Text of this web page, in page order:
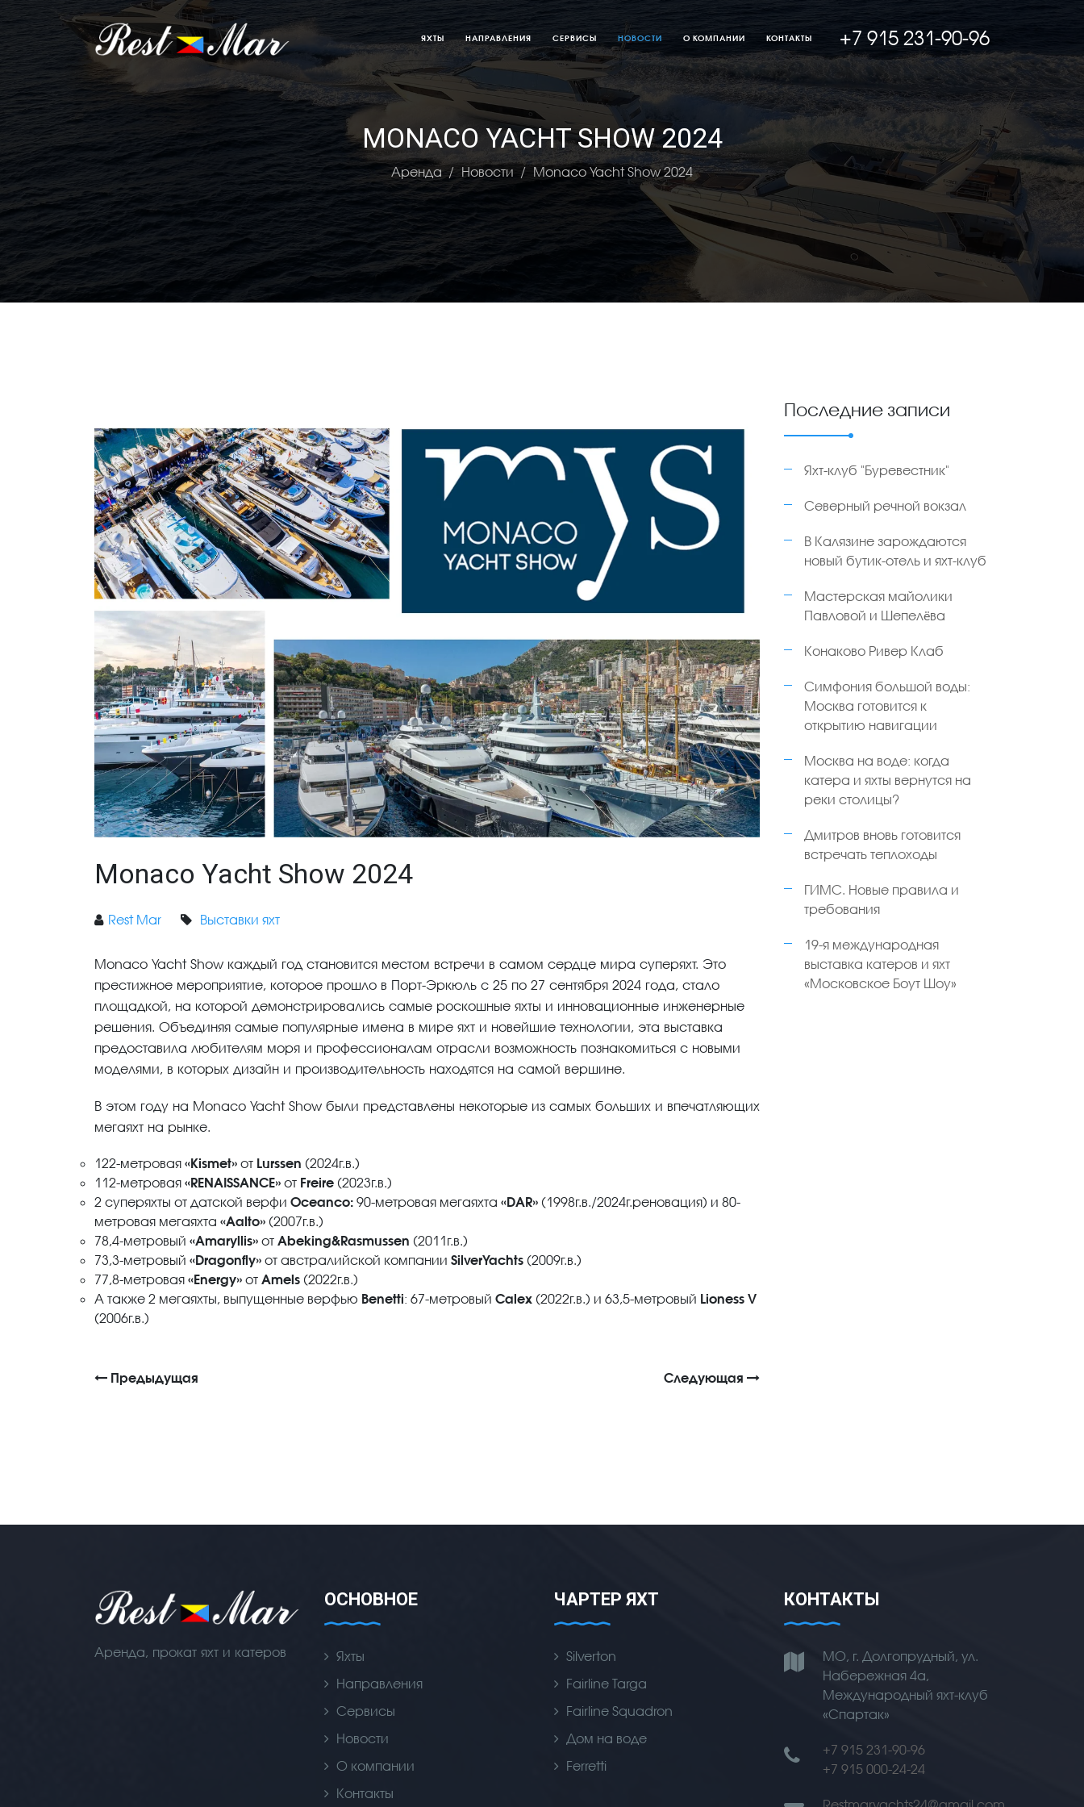
ЯХТЫ НАПРАВЛЕНИЯ СЕРВИСЫ НОВОСТИ О КОМПАНИИ КОНТАКТЫ +7 915 231-90-96
MONACO YACHT SHOW 2024
Аренда Новости Monaco Yacht Show 2024
Monaco Yacht Show 2024
Rest Mar Выставки яхт
Monaco Yacht Show каждый год становится местом встречи в самом сердце мира суперяхт. Это
престижное мероприятие, которое прошло в Порт-Эркюль с 25 по 27 сентября 2024 года, стало
площадкой, на которой демонстрировались самые роскошные яхты и инновационные инженерные
решения. Объединяя самые популярные имена в мире яхт и новейшие технологии, эта выставка
предоставила любителям моря и профессионалам отрасли возможность познакомиться с новыми
моделями, в которых дизайн и производительность находятся на самой вершине.
В этом году на Monaco Yacht Show были представлены некоторые из самых больших и впечатляющих
мегаяхт на рынке.
122-метровая «Kismet» от Lurssen (2024г.в.)
112-метровая «RENAISSANCE» от Freire (2023г.в.)
2 суперяхты от датской верфи Oceanco: 90-метровая мегаяхта «DAR» (1998г.в./2024г.реновация) и 80-
метровая мегаяхта «Aalto» (2007г.в.)
78,4-метровый «Amaryllis» от Abeking&Rasmussen (2011г.в.)
73,3-метровый «Dragonfly» от австралийской компании SilverYachts (2009г.в.)
77,8-метровая «Energy» от Amels (2022г.в.)
А также 2 мегаяхты, выпущенные верфью Benetti: 67-метровый Calex (2022г.в.) и 63,5-метровый Lioness V
(2006г.в.)
Предыдущая Следующая
Последние записи
Яхт-клуб "Буревестник"
Северный речной вокзал
В Калязине зарождаются
новый бутик-отель и яхт-клуб
Мастерская майолики
Павловой и Шепелёва
Конаково Ривер Клаб
Симфония большой воды:
Москва готовится к
открытию навигации
Москва на воде: когда
катера и яхты вернутся на
реки столицы?
Дмитров вновь готовится
встречать теплоходы
ГИМС. Новые правила и
требования
19-я международная
выставка катеров и яхт
«Московское Боут Шоу»
Аренда, прокат яхт и катеров
ОСНОВНОЕ
Яхты
Направления
Сервисы
Новости
О компании
Контакты
ЧАРТЕР ЯХТ
Silverton
Fairline Targa
Fairline Squadron
Дом на воде
Ferretti
КОНТАКТЫ
МО, г. Долгопрудный, ул.
Набережная 4а,
Международный яхт-клуб
«Спартак»
+7 915 231-90-96
+7 915 000-24-24